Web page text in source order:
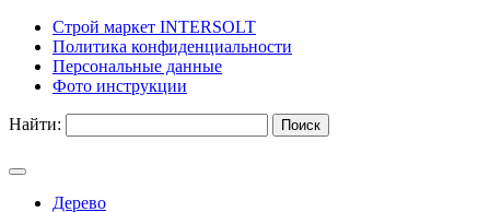
Строй маркет INTERSOLT
Политика конфиденциальности
Персональные данные
Фото инструкции
Найти:
Дерево